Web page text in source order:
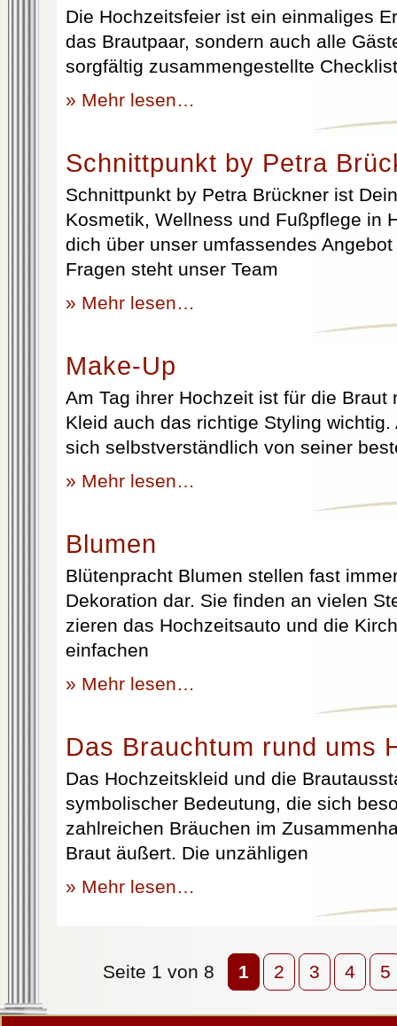
Die Hochzeitsfeier ist ein einmaliges
das Brautpaar, sondern auch alle
sorgfältig zusammengestellte
» Mehr lesen…
Schnittpunkt by Petra
Schnittpunkt by Petra Brückner ist
Kosmetik, Wellness und Fußpflege in
dich über unser umfassendes
Fragen steht unser Team
» Mehr lesen…
Make-Up
Am Tag ihrer Hochzeit ist für die Braut
Kleid auch das richtige Styling
sich selbstverständlich von seiner
» Mehr lesen…
Blumen
Blütenpracht Blumen stellen fast
Dekoration dar. Sie finden an vielen
zieren das Hochzeitsauto und die
einfachen
» Mehr lesen…
Das Brauchtum rund ums
Das Hochzeitskleid und die
symbolischer Bedeutung, die sich
zahlreichen Bräuchen im
Braut äußert. Die unzähligen
» Mehr lesen…
Seite 1 von 8 1 2 3 4 5